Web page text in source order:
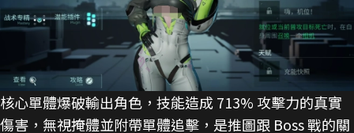
核心單體爆破輸出角色，技能造成 713% 攻擊力的真實
傷害，無視掩體並附帶單體追擊，是推圖跟 Boss 戰的關